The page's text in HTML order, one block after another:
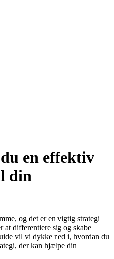
en effektiv
din
og det er en vigtig strategi
at differentiere sig og skabe
vil vi dykke ned i, hvordan du
der kan hjælpe din